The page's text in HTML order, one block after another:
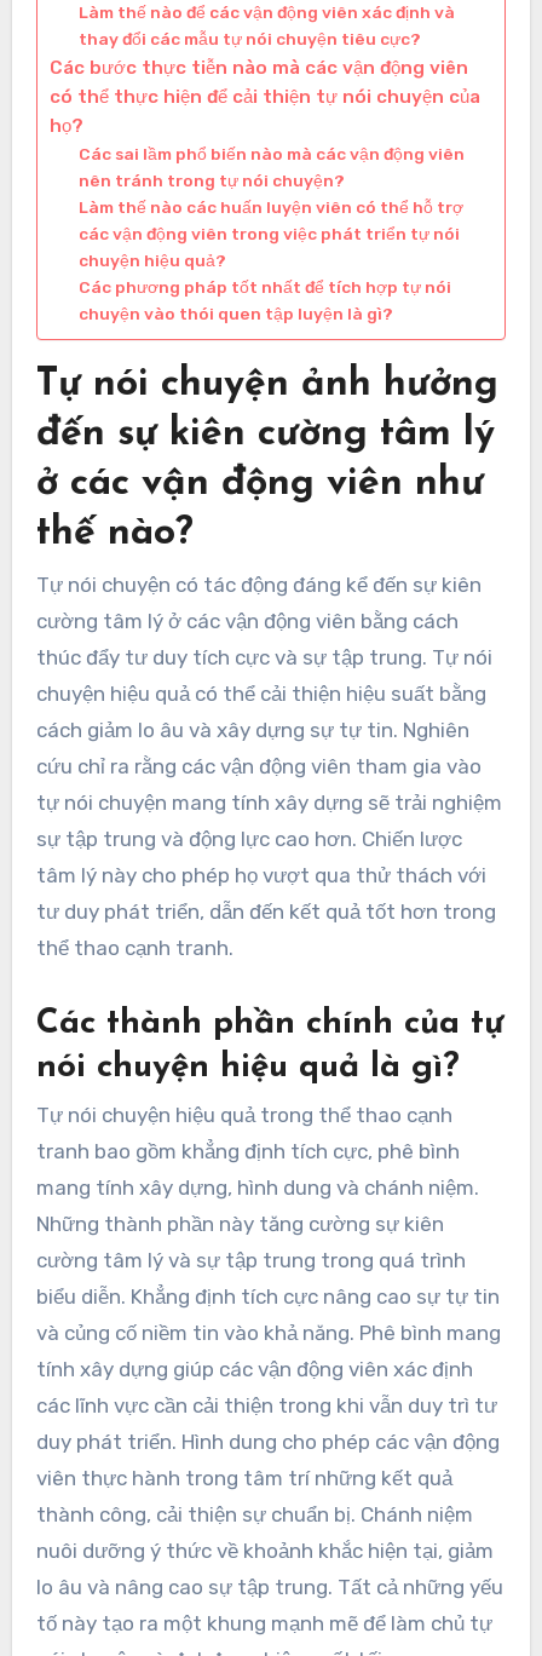
Làm thế nào để các vận động viên xác định và
thay đổi các mẫu tự nói chuyện tiêu cực?
Các bước thực tiễn nào mà các vận động viên
có thể thực hiện để cải thiện tự nói chuyện của
họ?
Các sai lầm phổ biến nào mà các vận động viên
nên tránh trong tự nói chuyện?
Làm thế nào các huấn luyện viên có thể hỗ trợ
các vận động viên trong việc phát triển tự nói
chuyện hiệu quả?
Các phương pháp tốt nhất để tích hợp tự nói
chuyện vào thói quen tập luyện là gì?
Tự nói chuyện ảnh hưởng
đến sự kiên cường tâm lý
ở các vận động viên như
thế nào?
Tự nói chuyện có tác động đáng kể đến sự kiên
cường tâm lý ở các vận động viên bằng cách
thúc đẩy tư duy tích cực và sự tập trung. Tự nói
chuyện hiệu quả có thể cải thiện hiệu suất bằng
cách giảm lo âu và xây dựng sự tự tin. Nghiên
cứu chỉ ra rằng các vận động viên tham gia vào
tự nói chuyện mang tính xây dựng sẽ trải nghiệm
sự tập trung và động lực cao hơn. Chiến lược
tâm lý này cho phép họ vượt qua thử thách với
tư duy phát triển, dẫn đến kết quả tốt hơn trong
thể thao cạnh tranh.
Các thành phần chính của tự
nói chuyện hiệu quả là gì?
Tự nói chuyện hiệu quả trong thể thao cạnh
tranh bao gồm khẳng định tích cực, phê bình
mang tính xây dựng, hình dung và chánh niệm.
Những thành phần này tăng cường sự kiên
cường tâm lý và sự tập trung trong quá trình
biểu diễn. Khẳng định tích cực nâng cao sự tự tin
và củng cố niềm tin vào khả năng. Phê bình mang
tính xây dựng giúp các vận động viên xác định
các lĩnh vực cần cải thiện trong khi vẫn duy trì tư
duy phát triển. Hình dung cho phép các vận động
viên thực hành trong tâm trí những kết quả
thành công, cải thiện sự chuẩn bị. Chánh niệm
nuôi dưỡng ý thức về khoảnh khắc hiện tại, giảm
lo âu và nâng cao sự tập trung. Tất cả những yếu
tố này tạo ra một khung mạnh mẽ để làm chủ tự